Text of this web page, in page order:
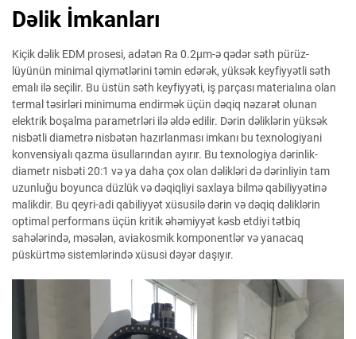
Dəlik İmkanları
Kiçik dəlik EDM prosesi, adətən Ra 0.2μm-ə qədər səth pürüz-
lüyünün minimal qiymətlərini təmin edərək, yüksək keyfiyyətli səth
emalı ilə seçilir. Bu üstün səth keyfiyyəti, iş parçası materialına olan
termal təsirləri minimuma endirmək üçün dəqiq nəzarət olunan
elektrik boşalma parametrləri ilə əldə edilir. Dərin dəliklərin yüksək
nisbətli diametrə nisbətən hazırlanması imkanı bu texnologiyani
konvensiyalı qazma üsullarından ayırır. Bu texnologiya dərinlik-
diametr nisbəti 20:1 və ya daha çox olan dəlikləri də dərinliyin tam
uzunluğu boyunca düzlük və dəqiqliyi saxlaya bilmə qabiliyyətinə
malikdir. Bu qeyri-adi qabiliyyət xüsusilə dərin və dəqiq dəliklərin
optimal performans üçün kritik əhəmiyyət kəsb etdiyi tətbiq
sahələrində, məsələn, aviakosmik komponentlər və yanacaq
püskürtmə sistemlərində xüsusi dəyər daşıyır.